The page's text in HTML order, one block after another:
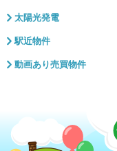
太陽光発電
駅近物件
動画あり売買物件